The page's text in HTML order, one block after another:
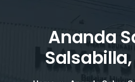
Ananda
Salsabilla,